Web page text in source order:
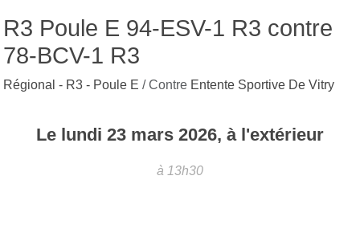
R3 Poule E 94-ESV-1 R3 contre
78-BCV-1 R3
Régional - R3 - Poule E / Contre Entente Sportive De Vitry
Le lundi 23 mars 2026, à l'extérieur
à 13h30